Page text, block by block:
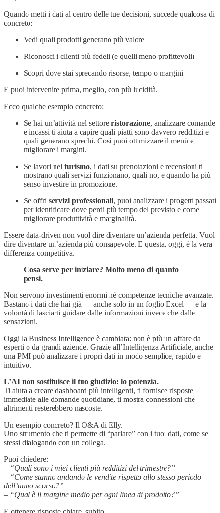
Quando metti i dati al centro delle tue decisioni, succede qualcosa di
concreto:
Vedi quali prodotti generano più valore
Riconosci i clienti più fedeli (e quelli meno profittevoli)
Scopri dove stai sprecando risorse, tempo o margini
E puoi intervenire prima, meglio, con più lucidità.
Ecco qualche esempio concreto:
Se hai un’attività nel settore ristorazione, analizzare comande
e incassi ti aiuta a capire quali piatti sono davvero redditizi e
quali generano sprechi. Così puoi ottimizzare il menù e
migliorare i margini.
Se lavori nel turismo, i dati su prenotazioni e recensioni ti
mostrano quali servizi funzionano, quali no, e quando ha più
senso investire in promozione.
Se offri servizi professionali, puoi analizzare i progetti passati
per identificare dove perdi più tempo del previsto e come
migliorare produttività e marginalità.
Essere data-driven non vuol dire diventare un’azienda perfetta. Vuol
dire diventare un’azienda più consapevole. E questa, oggi, è la vera
differenza competitiva.
Cosa serve per iniziare? Molto meno di quanto
pensi.
Non servono investimenti enormi né competenze tecniche avanzate.
Bastano i dati che hai già — anche solo in un foglio Excel — e la
volontà di lasciarti guidare dalle informazioni invece che dalle
sensazioni.
Oggi la Business Intelligence è cambiata: non è più un affare da
esperti o da grandi aziende. Grazie all’Intelligenza Artificiale, anche
una PMI può analizzare i propri dati in modo semplice, rapido e
intuitivo.
L’AI non sostituisce il tuo giudizio: lo potenzia.
Ti aiuta a creare dashboard più intelligenti, ti fornisce risposte
immediate alle domande quotidiane, ti mostra connessioni che
altrimenti resterebbero nascoste.
Un esempio concreto? Il Q&A di Elly.
Uno strumento che ti permette di “parlare” con i tuoi dati, come se
stessi dialogando con un collega.
Puoi chiedere:
– “Quali sono i miei clienti più redditizi del trimestre?”
– “Come stanno andando le vendite rispetto allo stesso periodo
dell’anno scorso?”
– “Qual è il margine medio per ogni linea di prodotto?”
E ottenere risposte chiare, subito.